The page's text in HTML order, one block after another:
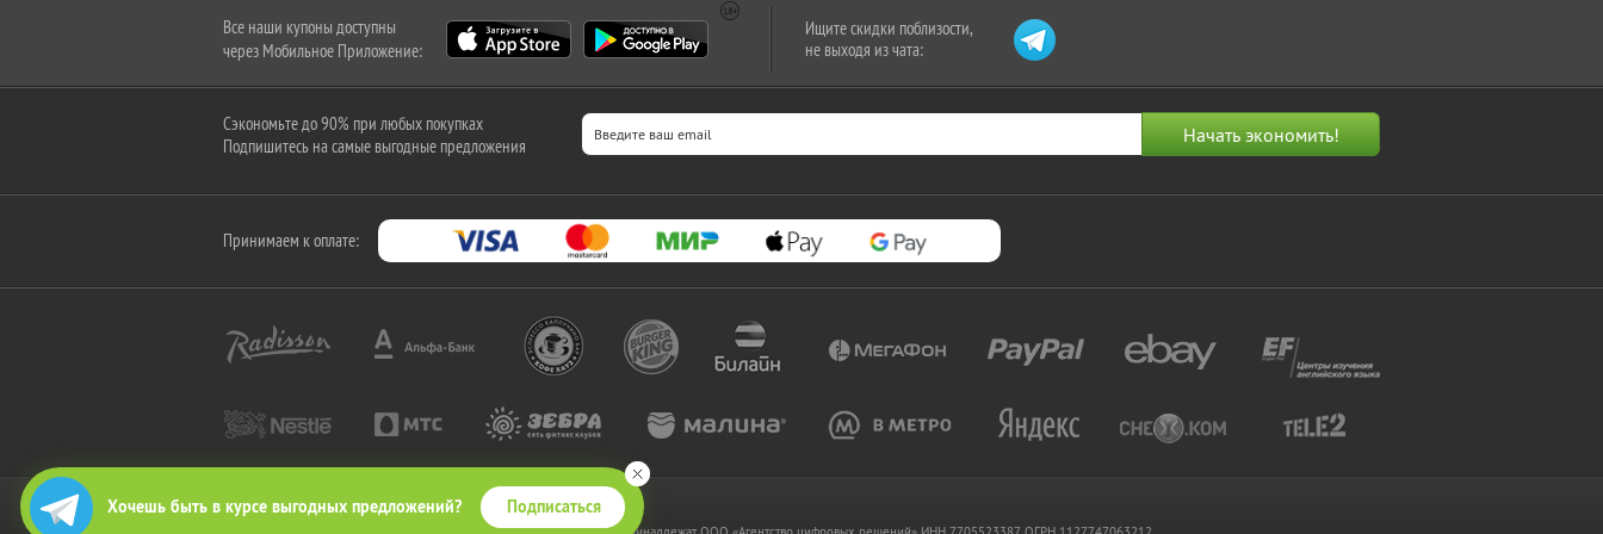
Хочешь быть в курсе выгодных предложений? Подписаться
Все наши купоны доступны
через Мобильное Приложение:
Ищите скидки поблизости,
не выходя из чата:
Сэкономьте до 90% при любых покупках
Подпишитесь на самые выгодные предложения
Принимаем к оплате:
2010-2026 © КупиКупон. Все права защищены.